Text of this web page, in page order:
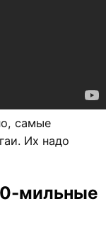
самые
Их надо
мильные